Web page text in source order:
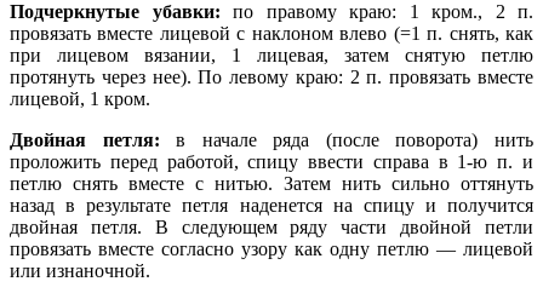
Подчеркнутые убавки: по правому краю: 1 кром., 2 п.
провязать вместе лицевой с наклоном влево (=1 п. снять, как
при лицевом вязании, 1 лицевая, затем снятую петлю
протянуть через нее). По левому краю: 2 п. провязать вместе
лицевой, 1 кром.
Двойная петля: в начале ряда (после поворота) нить
проложить перед работой, спицу ввести справа в 1-ю п. и
петлю снять вместе с нитью. Затем нить сильно оттянуть
назад в результате петля наденется на спицу и получится
двойная петля. В следующем ряду части двойной петли
провязать вместе согласно узору как одну петлю — лицевой
или изнаночной.